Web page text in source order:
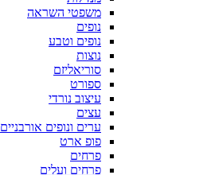
משפטי השראה
נופים
נופים וטבע
נוצות
סוריאליזם
ספורט
עיצוב נורדי
עצים
ערים ונופים אורבניים
פופ ארט
פרחים
פרחים ועלים